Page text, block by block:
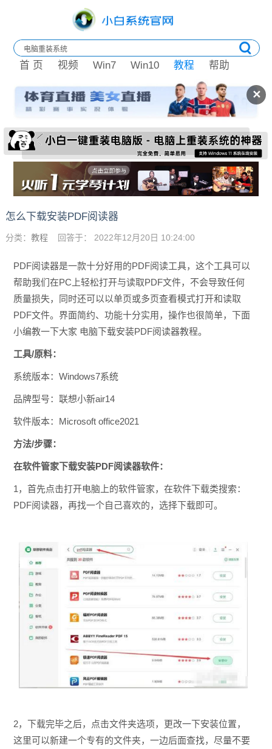
✕
首 页 视频 Win7 Win10 教程 帮助
怎么下载安装PDF阅读器
分类： 教程 回答于： 2022年12月20日 10:24:00
PDF阅读器是一款十分好用的PDF阅读工具，这个工具可以
帮助我们在PC上轻松打开与读取PDF文件，不会导致任何
质量损失，同时还可以以单页或多页查看模式打开和读取
PDF文件。界面简约、功能十分实用，操作也很简单，下面
小编教一下大家 电脑下载安装PDF阅读器教程。
工具/原料：
系统版本：Windows7系统
品牌型号：联想小新air14
软件版本：Microsoft office2021
方法/步骤：
在软件管家下载安装PDF阅读器软件：
1，首先点击打开电脑上的软件管家，在软件下载类搜索：
PDF阅读器，再找一个自己喜欢的，选择下载即可。
2，下载完毕之后，点击文件夹选项，更改一下安装位置，
这里可以新建一个专有的文件夹，一边后面查找，尽量不要